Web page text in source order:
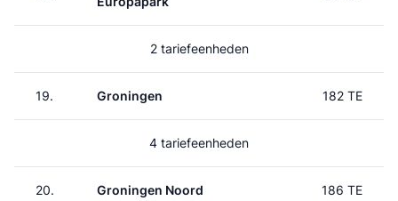
2 tariefeenheden
19. Groningen 182 TE
4 tariefeenheden
20. Groningen Noord 186 TE